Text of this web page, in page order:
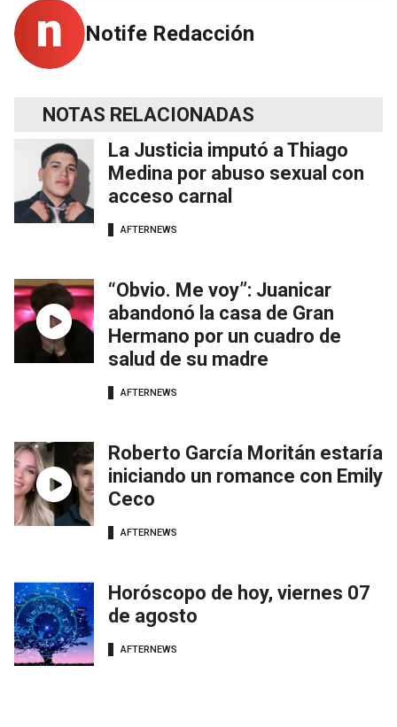
Notife Redacción
NOTAS RELACIONADAS
La Justicia imputó a Thiago
Medina por abuso sexual con
acceso carnal
AFTERNEWS
“Obvio. Me voy”: Juanicar
abandonó la casa de Gran
Hermano por un cuadro de
salud de su madre
AFTERNEWS
Roberto García Moritán estaría
iniciando un romance con Emily
Ceco
AFTERNEWS
Horóscopo de hoy, viernes 07
de agosto
AFTERNEWS